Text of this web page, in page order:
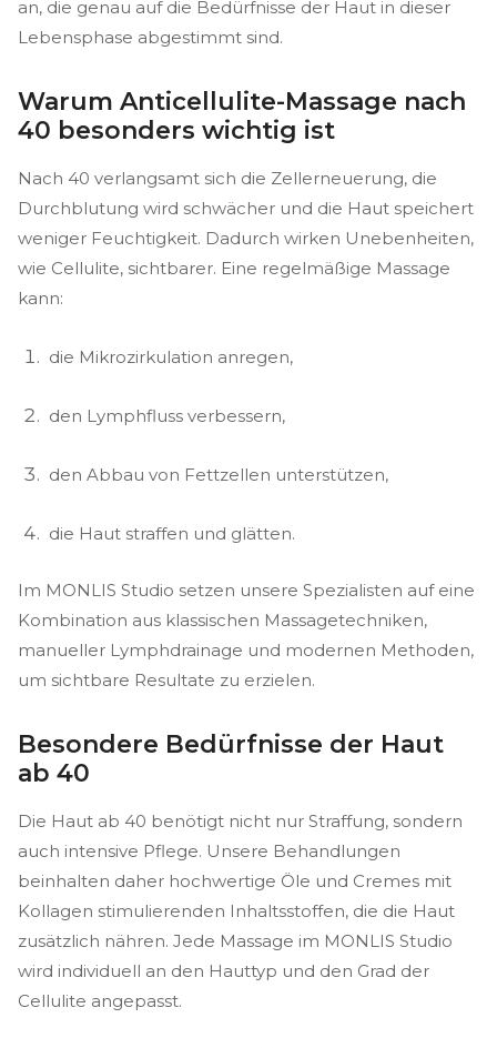
an, die genau auf die Bedürfnisse der Haut in dieser
Lebensphase abgestimmt sind.
Warum Anticellulite-Massage nach
40 besonders wichtig ist
Nach 40 verlangsamt sich die Zellerneuerung, die
Durchblutung wird schwächer und die Haut speichert
weniger Feuchtigkeit. Dadurch wirken Unebenheiten,
wie Cellulite, sichtbarer. Eine regelmäßige Massage
kann:
die Mikrozirkulation anregen,
den Lymphfluss verbessern,
den Abbau von Fettzellen unterstützen,
die Haut straffen und glätten.
Im MONLIS Studio setzen unsere Spezialisten auf eine
Kombination aus klassischen Massagetechniken,
manueller Lymphdrainage und modernen Methoden,
um sichtbare Resultate zu erzielen.
Besondere Bedürfnisse der Haut
ab 40
Die Haut ab 40 benötigt nicht nur Straffung, sondern
auch intensive Pflege. Unsere Behandlungen
beinhalten daher hochwertige Öle und Cremes mit
Kollagen stimulierenden Inhaltsstoffen, die die Haut
zusätzlich nähren. Jede Massage im MONLIS Studio
wird individuell an den Hauttyp und den Grad der
Cellulite angepasst.